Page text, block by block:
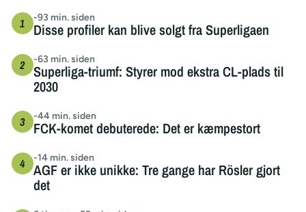
-93 min. siden
Disse profiler kan blive solgt fra Superligaen
-63 min. siden
Superliga-triumf: Styrer mod ekstra CL-plads til
2030
-44 min. siden
FCK-komet debuterede: Det er kæmpestort
-14 min. siden
AGF er ikke unikke: Tre gange har Rösler gjort
det